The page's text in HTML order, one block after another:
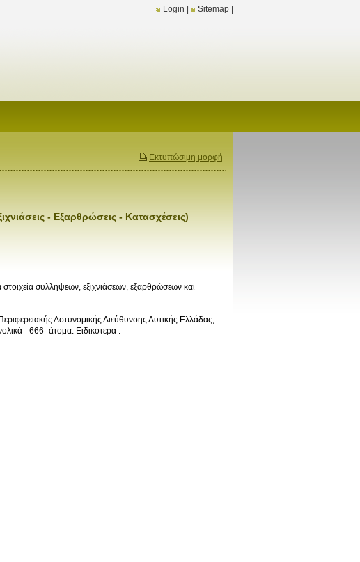
Login Sitemap
Εκτυπώσιμη μορφή
- Εξαρθρώσεις - Κατασχέσεις)
συλλήψεων, εξιχνιάσεων, εξαρθρώσεων και
Αστυνομικής Διεύθυνσης Δυτικής Ελλάδας,
- 666- άτομα. Ειδικότερα :